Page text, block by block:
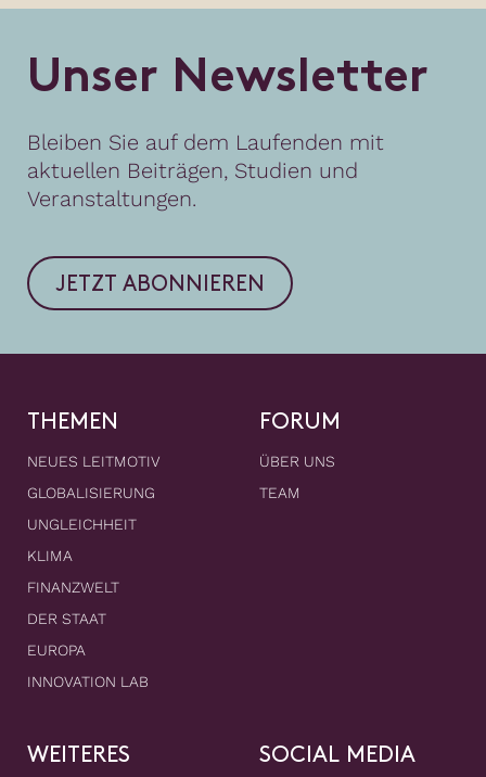
Unser Newsletter
Bleiben Sie auf dem Laufenden mit
aktuellen Beiträgen, Studien und
Veranstaltungen.
JETZT ABONNIEREN
THEMEN
NEUES LEITMOTIV
GLOBALISIERUNG
UNGLEICHHEIT
KLIMA
FINANZWELT
DER STAAT
EUROPA
INNOVATION LAB
FORUM
ÜBER UNS
TEAM
WEITERES SOCIAL MEDIA